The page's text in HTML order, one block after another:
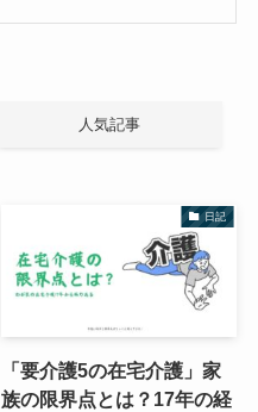
人気記事
日記
「要介護5の在宅介護」家
族の限界点とは？17年の経